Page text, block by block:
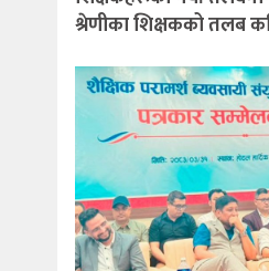
श्रेणीका शिक्षकको तलब